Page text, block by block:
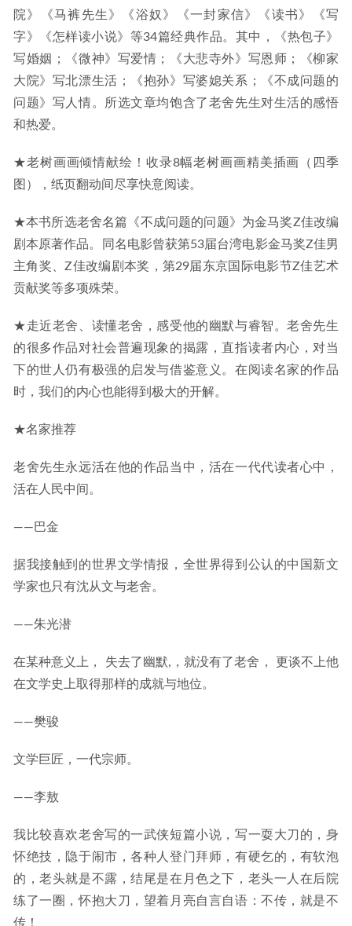
院》《马裤先生》《浴奴》《一封家信》《读书》《写
字》《怎样读小说》等34篇经典作品。其中，《热包子》
写婚姻；《微神》写爱情；《大悲寺外》写恩师；《柳家
大院》写北漂生活；《抱孙》写婆媳关系；《不成问题的
问题》写人情。所选文章均饱含了老舍先生对生活的感悟
和热爱。
★老树画画倾情献绘！收录8幅老树画画精美插画（四季
图），纸页翻动间尽享快意阅读。
★本书所选老舍名篇《不成问题的问题》为金马奖Z佳改编
剧本原著作品。同名电影曾获第53届台湾电影金马奖Z佳男
主角奖、Z佳改编剧本奖，第29届东京国际电影节Z佳艺术
贡献奖等多项殊荣。
★走近老舍、读懂老舍，感受他的幽默与睿智。老舍先生
的很多作品对社会普遍现象的揭露，直指读者内心，对当
下的世人仍有极强的启发与借鉴意义。在阅读名家的作品
时，我们的内心也能得到极大的开解。
★名家推荐
老舍先生永远活在他的作品当中，活在一代代读者心中，
活在人民中间。
——巴金
据我接触到的世界文学情报，全世界得到公认的中国新文
学家也只有沈从文与老舍。
——朱光潜
在某种意义上， 失去了幽默,，就没有了老舍， 更谈不上他
在文学史上取得那样的成就与地位。
——樊骏
文学巨匠，一代宗师。
——李敖
我比较喜欢老舍写的一武侠短篇小说，写一耍大刀的，身
怀绝技，隐于闹市，各种人登门拜师，有硬乞的，有软泡
的，老头就是不露，结尾是在月色之下，老头一人在后院
练了一圈，怀抱大刀，望着月亮自言自语：不传，就是不
传！